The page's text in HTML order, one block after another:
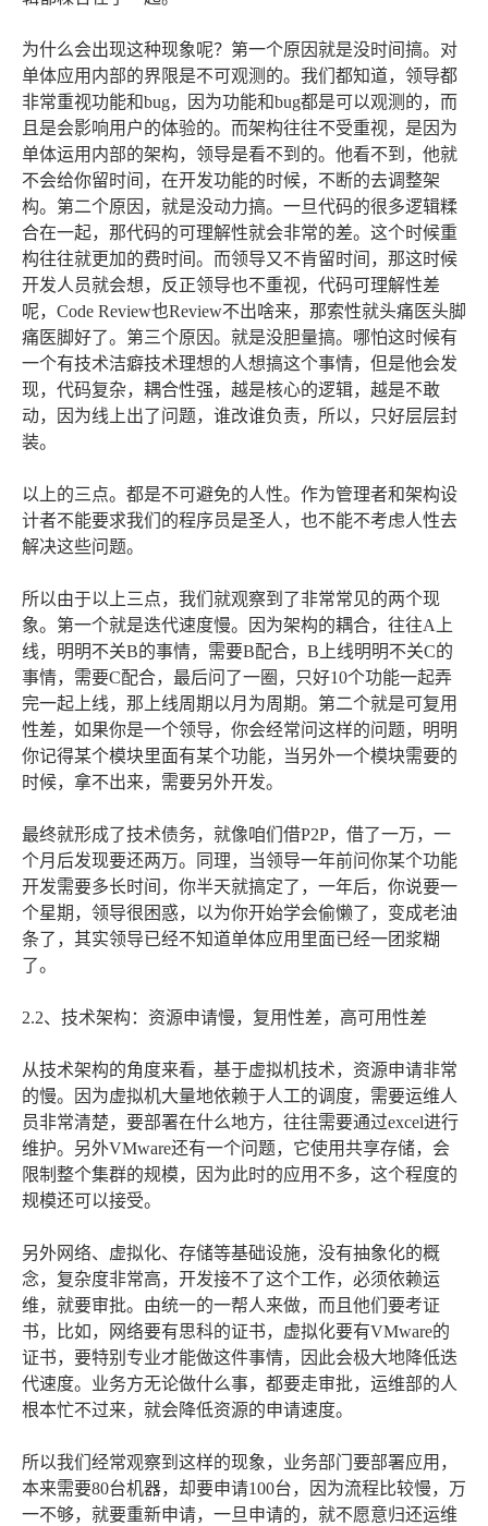
为什么会出现这种现象呢？第一个原因就是没时间搞。对
单体应用内部的界限是不可观测的。我们都知道，领导都
非常重视功能和bug，因为功能和bug都是可以观测的，而
且是会影响用户的体验的。而架构往往不受重视，是因为
单体运用内部的架构，领导是看不到的。他看不到，他就
不会给你留时间，在开发功能的时候，不断的去调整架
构。第二个原因，就是没动力搞。一旦代码的很多逻辑糅
合在一起，那代码的可理解性就会非常的差。这个时候重
构往往就更加的费时间。而领导又不肯留时间，那这时候
开发人员就会想，反正领导也不重视，代码可理解性差
呢，Code Review也Review不出啥来，那索性就头痛医头脚
痛医脚好了。第三个原因。就是没胆量搞。哪怕这时候有
一个有技术洁癖技术理想的人想搞这个事情，但是他会发
现，代码复杂，耦合性强，越是核心的逻辑，越是不敢
动，因为线上出了问题，谁改谁负责，所以，只好层层封
装。
以上的三点。都是不可避免的人性。作为管理者和架构设
计者不能要求我们的程序员是圣人，也不能不考虑人性去
解决这些问题。
所以由于以上三点，我们就观察到了非常常见的两个现
象。第一个就是迭代速度慢。因为架构的耦合，往往A上
线，明明不关B的事情，需要B配合，B上线明明不关C的
事情，需要C配合，最后问了一圈，只好10个功能一起弄
完一起上线，那上线周期以月为周期。第二个就是可复用
性差，如果你是一个领导，你会经常问这样的问题，明明
你记得某个模块里面有某个功能，当另外一个模块需要的
时候，拿不出来，需要另外开发。
最终就形成了技术债务，就像咱们借P2P，借了一万，一
个月后发现要还两万。同理，当领导一年前问你某个功能
开发需要多长时间，你半天就搞定了，一年后，你说要一
个星期，领导很困惑，以为你开始学会偷懒了，变成老油
条了，其实领导已经不知道单体应用里面已经一团浆糊
了。
2.2、技术架构：资源申请慢，复用性差，高可用性差
从技术架构的角度来看，基于虚拟机技术，资源申请非常
的慢。因为虚拟机大量地依赖于人工的调度，需要运维人
员非常清楚，要部署在什么地方，往往需要通过excel进行
维护。另外VMware还有一个问题，它使用共享存储，会
限制整个集群的规模，因为此时的应用不多，这个程度的
规模还可以接受。
另外网络、虚拟化、存储等基础设施，没有抽象化的概
念，复杂度非常高，开发接不了这个工作，必须依赖运
维，就要审批。由统一的一帮人来做，而且他们要考证
书，比如，网络要有思科的证书，虚拟化要有VMware的
证书，要特别专业才能做这件事情，因此会极大地降低迭
代速度。业务方无论做什么事，都要走审批，运维部的人
根本忙不过来，就会降低资源的申请速度。
所以我们经常观察到这样的现象，业务部门要部署应用，
本来需要80台机器，却要申请100台，因为流程比较慢，万
一不够，就要重新申请，一旦申请的，就不愿意归还运维